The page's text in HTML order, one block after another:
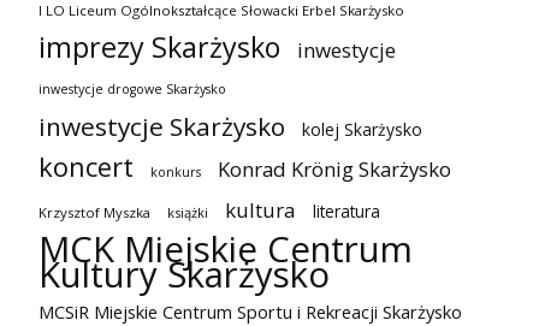
I LO Liceum Ogólnokształcące Słowacki Erbel Skarżysko
imprezy Skarżysko inwestycje
inwestycje drogowe Skarżysko
inwestycje Skarżysko kolej Skarżysko
koncert konkurs Konrad Krönig Skarżysko
Krzysztof Myszka książki kultura literatura
MCK Miejskie Centrum
Kultury Skarżysko
MCSiR Miejskie Centrum Sportu i Rekreacji Skarżysko